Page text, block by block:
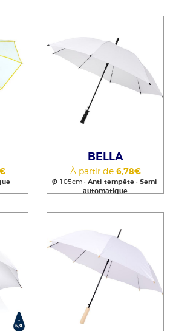
BELLA
À partir de 6,78€
Ø105cm • Anti-tempête• Semi-
automatique